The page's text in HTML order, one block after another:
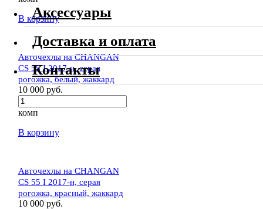
В корзину
Авточехлы на CHANGAN
CS 55 I 2017-н, серая
рогожка, белый, жаккард
10 000 руб.
комп
В корзину
Авточехлы на CHANGAN
CS 55 I 2017-н, серая
рогожка, красный, жаккард
10 000 руб.
Аксессуары
Доставка и оплата
Контакты